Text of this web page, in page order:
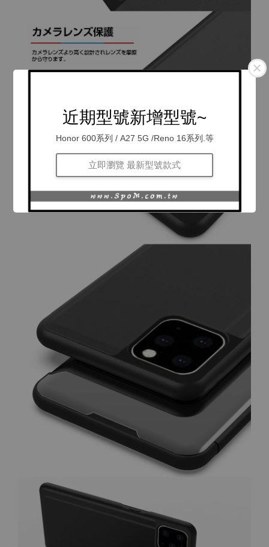
近期型號新增型號~
Honor 600系列 / A27 5G /Reno 16系列.等
立即瀏覽 最新型號款式